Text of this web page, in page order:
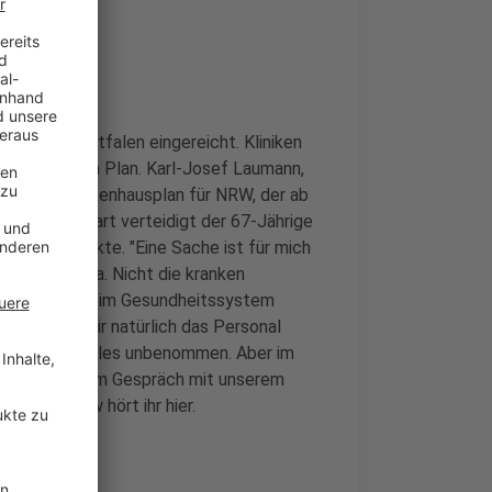
Westfalen eingereicht. Kliniken
Kritik am Plan. Karl-Josef Laumann,
den Krankenhausplan für NRW, der ab
vor dem Start verteidigt der 67-Jährige
Kritikpunkte. "Eine Sache ist für mich
da. Nicht die kranken
jedem, der im Gesundheitssystem
Und dass wir natürlich das Personal
ist doch alles unbenommen. Aber im
im Gespräch mit unserem
Interview hört ihr hier.